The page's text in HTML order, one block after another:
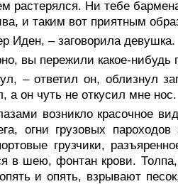
растерялся. Ни тебе
и таким вот приятным
Иден, – заговорила девушка.
вы пережили какое-нибудь
– ответил он, облизнул
а он чуть не откусил мне нос.
возникло красочное
огни грузовых
грузчики,
в шею, фонтан крови.
и опять, взрывают